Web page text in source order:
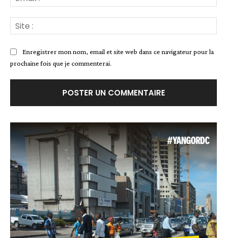
:*
:
Enregistrer mon nom, email et site web dans ce navigateur pour la
prochaine fois que je commenterai.